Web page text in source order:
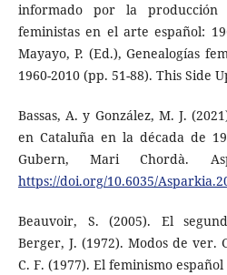
informado por la producción
feministas en el arte español:
Mayayo, P. (Ed.), Genealogías
1960-2010 (pp. 51-88). This Side
Bassas, A. y González, M. J.
en Cataluña en la década de
Gubern, Mari Chordà.
https://doi.org/10.6035/
Beauvoir, S. (2005). El
Berger, J. (1972). Modos de ver.
C. F. (1977). El feminismo